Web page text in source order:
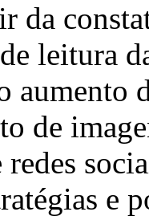
da
leitura
aumento
de
e